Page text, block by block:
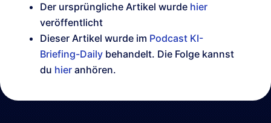
Der ursprüngliche Artikel wurde hier
veröffentlicht
Dieser Artikel wurde im Podcast KI-
Briefing-Daily behandelt. Die Folge kannst
du hier anhören.